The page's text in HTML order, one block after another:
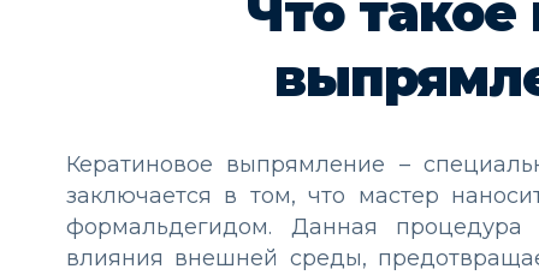
Что такое
Кератиновое выпрямление –
заключается в том, что мастер
формальдегидом. Данная
влияния внешней среды,